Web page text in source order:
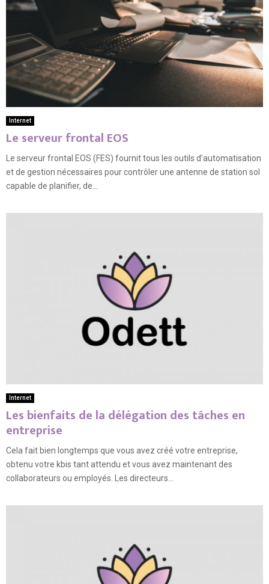
Internet
Le serveur frontal EOS
Le serveur frontal EOS (FES) fournit tous les outils d’automatisation
et de gestion nécessaires pour contrôler une antenne de station sol
capable de planifier, de...
Internet
Les bienfaits de la délégation des tâches en
entreprise
Cela fait bien longtemps que vous avez créé votre entreprise,
obtenu votre kbis tant attendu et vous avez maintenant des
collaborateurs ou employés. Les directeurs...